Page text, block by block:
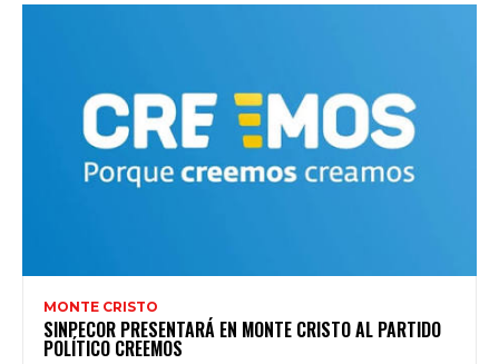
MONTE CRISTO
SINPECOR PRESENTARÁ EN MONTE CRISTO AL PARTIDO
POLÍTICO CREEMOS